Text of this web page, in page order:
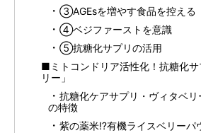
③AGEsを増やす食品を控える
④ベジファーストを意識
⑤抗糖化サプリの活用
■ミトコンドリア活性化！抗糖化
リー」
抗糖化ケアサプリ・ヴィタベリ
の特徴
紫の薬米⁉︎有機ライスベリーパ